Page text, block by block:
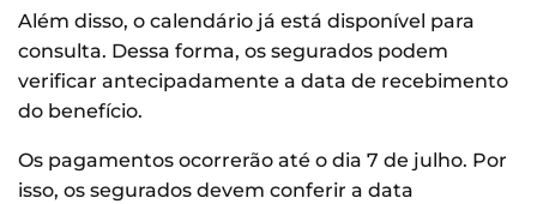
Além disso, o calendário já está disponível para
consulta. Dessa forma, os segurados podem
verificar antecipadamente a data de recebimento
do benefício.
Os pagamentos ocorrerão até o dia 7 de julho. Por
isso, os segurados devem conferir a data